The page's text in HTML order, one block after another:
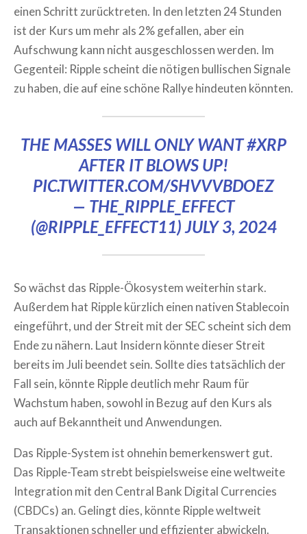
einen Schritt zurücktreten. In den letzten 24 Stunden
ist der Kurs um mehr als 2% gefallen, aber ein
Aufschwung kann nicht ausgeschlossen werden. Im
Gegenteil: Ripple scheint die nötigen bullischen Signale
zu haben, die auf eine schöne Rallye hindeuten könnten.
THE MASSES WILL ONLY WANT#XRP
AFTER IT BLOWS UP!
PIC.TWITTER.COM/SHVVVBDOEZ
— THE_RIPPLE_EFFECT
(@RIPPLE_EFFECT11)JULY 3, 2024
So wächst das Ripple-Ökosystem weiterhin stark.
Außerdem hat Ripple kürzlich einen nativen Stablecoin
eingeführt, und der Streit mit der SEC scheint sich dem
Ende zu nähern. Laut Insidern könnte dieser Streit
bereits im Juli beendet sein. Sollte dies tatsächlich der
Fall sein, könnte Ripple deutlich mehr Raum für
Wachstum haben, sowohl in Bezug auf den Kurs als
auch auf Bekanntheit und Anwendungen.
Das Ripple-System ist ohnehin bemerkenswert gut.
Das Ripple-Team strebt beispielsweise eine weltweite
Integration mit den Central Bank Digital Currencies
(CBDCs) an. Gelingt dies, könnte Ripple weltweit
Transaktionen schneller und effizienter abwickeln.